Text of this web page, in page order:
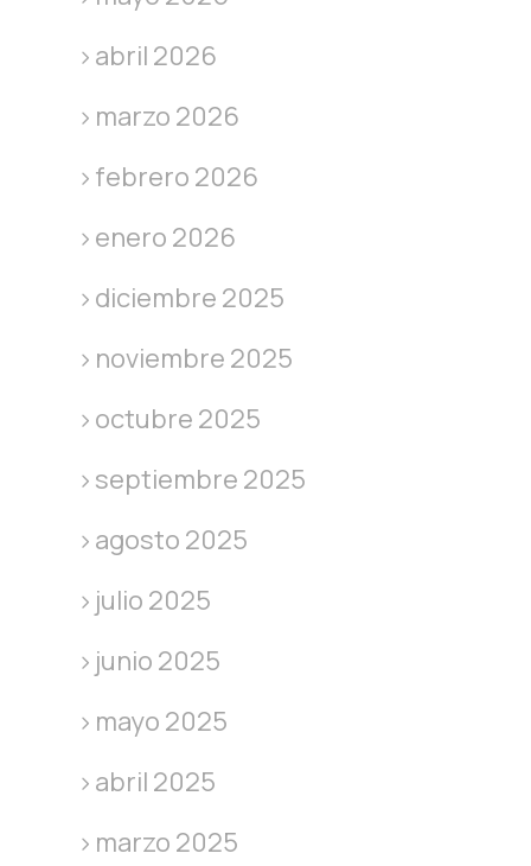
abril 2026
marzo 2026
febrero 2026
enero 2026
diciembre 2025
noviembre 2025
octubre 2025
septiembre 2025
agosto 2025
julio 2025
junio 2025
mayo 2025
abril 2025
marzo 2025